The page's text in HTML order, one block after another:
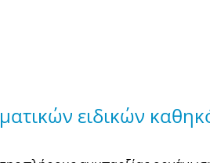
ειδικών